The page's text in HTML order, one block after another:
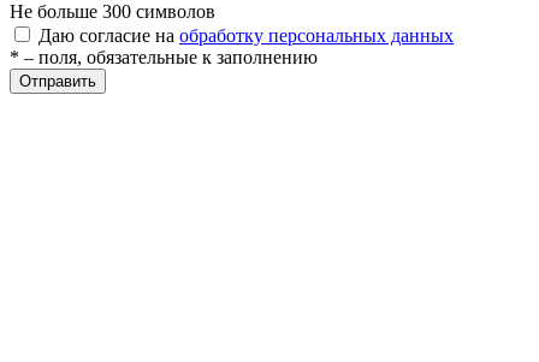
Не больше 300 символов
Даю согласие на обработку персональных данных
* – поля, обязательные к заполнению
Отправить